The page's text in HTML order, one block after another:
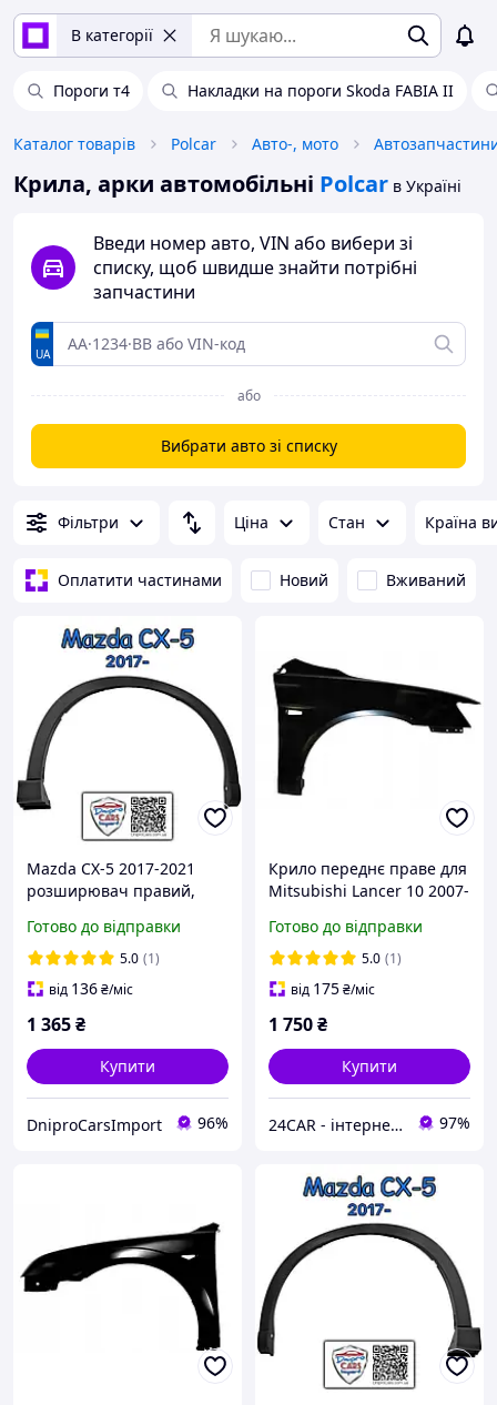
В категорії
Пороги т4 Накладки на пороги Skoda FABIA II
Каталог товарів Polcar Авто-, мото
Крила, арки автомобільні Polcar в Україні
Введи номер авто, VIN або вибери зі
списку, щоб швидше знайти потрібні
запчастини
UA
або
Вибрати авто зі списку
Фільтри Ціна Стан Країна
Оплатити частинами Новий Вживаний
Mazda CX-5 2017-2021
розширювач правий,
переднього, KB7W51W20E
Готово до відправки
5.0 (1)
від 136₴/міс
1 365₴
Купити
DniproCarsImport 96%
Крило переднє праве для
Mitsubishi Lancer 10 2007-
Готово до відправки
5.0 (1)
від 175₴/міс
1 750₴
Купити
24CAR - інтернет магазин запчастин та аксесуарів 97%